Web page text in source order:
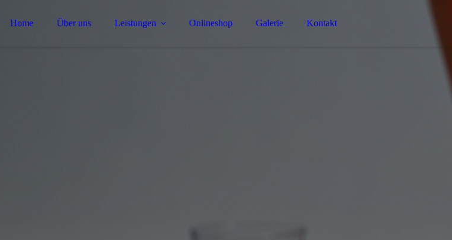
Home Über uns Leistungen Onlineshop Galerie Kontakt